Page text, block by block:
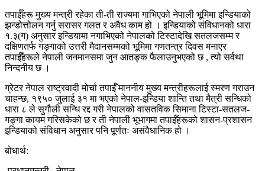
तपाईँहरू मुख्य मन्त्री रहेका ती-ती राज्यमा गाभिएको नेपाली भूमिमा इन्डियाको
झन्डोत्तोलन गर्नु सरासर गलत र अवैध काम हो । इन्डियाको संविधानको धारा
१.३(ग) अनुसार इन्डियामा नगाभिएको नेपालको टिस्टादेखि सतलजसम्म र
दक्षिणतर्फ गङ्गाको उत्तरी मैदानसम्मको भूमिमा गणतन्त्र दिवस मनाएर
तपाईँहरूले नेपाली जनमानसमा जुन आतङ्क फैलाउनुभएको छ , त्यो सर्वथा
निन्दनीय छ ।
ग्रेटर नेपाल राष्ट्रवादी मोर्चा तपाईँ माननीय मुख्य मन्त्रीहरूलाई स्मरण गराउन
चाहन्छ, १९५० जुलाई ३१ मा भएको नेपाल-इन्डिया शान्ति तथा मैत्री सन्धिको
धारा ८ ले सुगौली सन्धि रद्द गरी नेपालको वासतविक सिमाना टिस्टा-सतलज-
गङ्गा कायम गरिसकेको छ र ती नेपाली भूभागमा तपाईँहरूको शासन-प्रशासन
इन्डियाको संविधान अनुसार पनि पूर्णतः असंवैधानिक हो ।
बोधार्थ: